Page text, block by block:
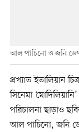
আল পাচিনো ও জনি
প্রখ্যাত ইতালিয়ান
সিনেমা
পরিচালনা ছাড়াও
আল পাচিনো, জনি